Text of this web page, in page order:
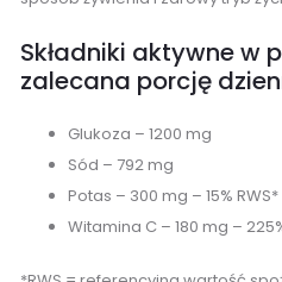
Składniki aktywne w
zalecana porcję
Glukoza – 1200 mg
Sód – 792 mg
Potas – 300 mg – 15% RWS*
Witamina C – 180 mg –